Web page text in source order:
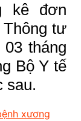
kê đơn
tư
03 tháng
Bộ Y tế
sau.
xương